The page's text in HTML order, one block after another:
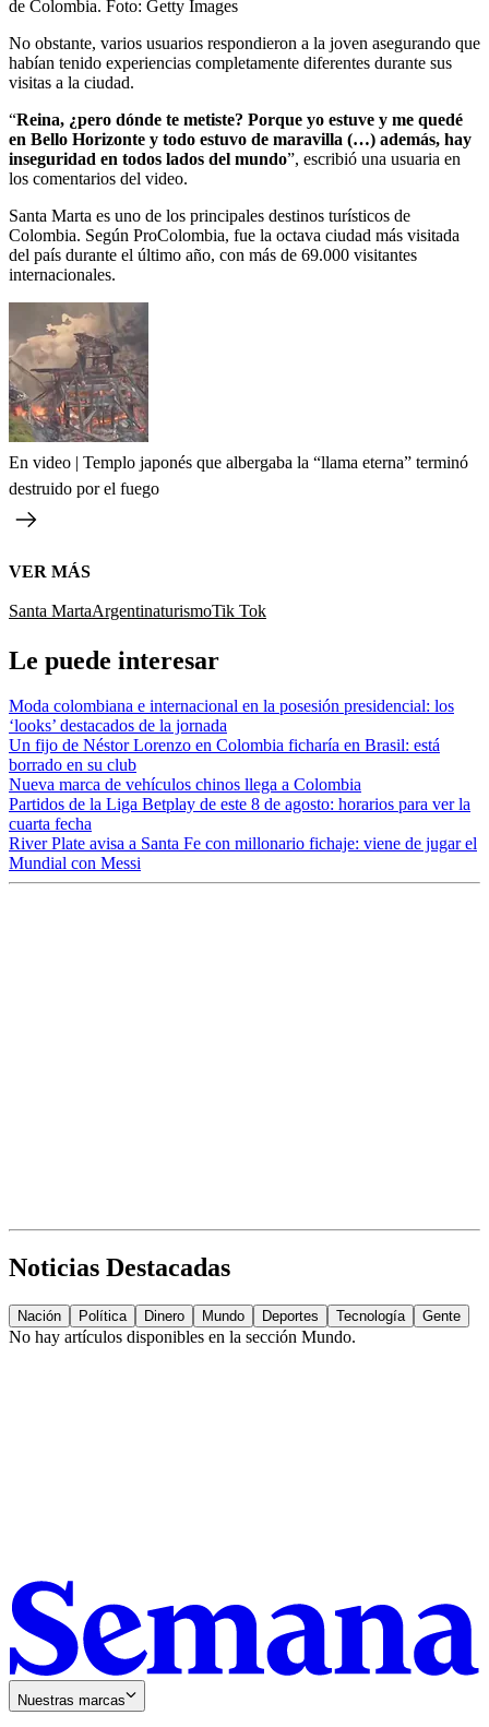
de Colombia. Foto: Getty Images
No obstante, varios usuarios respondieron a la joven asegurando que
habían tenido experiencias completamente diferentes durante sus
visitas a la ciudad.
“Reina, ¿pero dónde te metiste? Porque yo estuve y me quedé
en Bello Horizonte y todo estuvo de maravilla (…) además, hay
inseguridad en todos lados del mundo”, escribió una usuaria en
los comentarios del video.
Santa Marta es uno de los principales destinos turísticos de
Colombia. Según ProColombia, fue la octava ciudad más visitada
del país durante el último año, con más de 69.000 visitantes
internacionales.
En video | Templo japonés que albergaba la “llama eterna” terminó
destruido por el fuego
VER MÁS
Santa MartaArgentinaturismoTik Tok
Le puede interesar
Moda colombiana e internacional en la posesión presidencial: los
‘looks’ destacados de la jornada
Un fijo de Néstor Lorenzo en Colombia ficharía en Brasil: está
borrado en su club
Nueva marca de vehículos chinos llega a Colombia
Partidos de la Liga Betplay de este 8 de agosto: horarios para ver la
cuarta fecha
River Plate avisa a Santa Fe con millonario fichaje: viene de jugar el
Mundial con Messi
Noticias Destacadas
Nación Política Dinero Mundo Deportes Tecnología Gente
No hay artículos disponibles en la sección Mundo.
Nuestras marcas